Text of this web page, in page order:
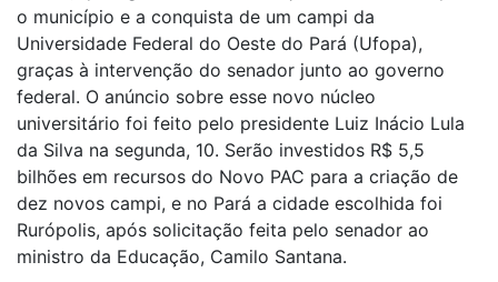
o município e a conquista de um campi da
Universidade Federal do Oeste do Pará (Ufopa),
graças à intervenção do senador junto ao governo
federal. O anúncio sobre esse novo núcleo
universitário foi feito pelo presidente Luiz Inácio Lula
da Silva na segunda, 10. Serão investidos R$ 5,5
bilhões em recursos do Novo PAC para a criação de
dez novos campi, e no Pará a cidade escolhida foi
Rurópolis, após solicitação feita pelo senador ao
ministro da Educação, Camilo Santana.